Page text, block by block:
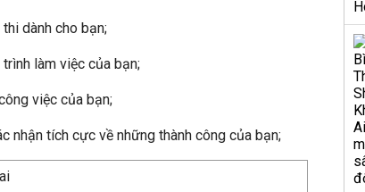
dành cho bạn;
làm việc của bạn;
việc của bạn;
nhận tích cực về những thành công của bạn;